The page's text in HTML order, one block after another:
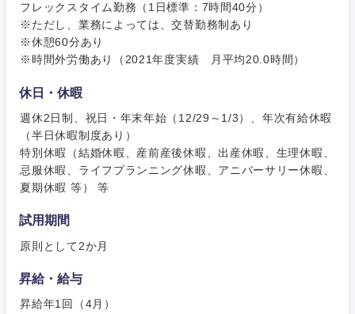
フレックスタイム勤務（1日標準：7時間40分）
※ただし、業務によっては、交替勤務制あり
※休憩60分あり
※時間外労働あり（2021年度実績 月平均20.0時間）
休日・休暇
週休2日制、祝日・年末年始（12/29～1/3）、年次有給休暇
（半日休暇制度あり）
特別休暇（結婚休暇、産前産後休暇、出産休暇、生理休暇、
忌服休暇、ライフプランニング休暇、アニバーサリー休暇、
夏期休暇 等） 等
試用期間
原則として2か月
昇給・給与
昇給年1回（4月）
新潟県